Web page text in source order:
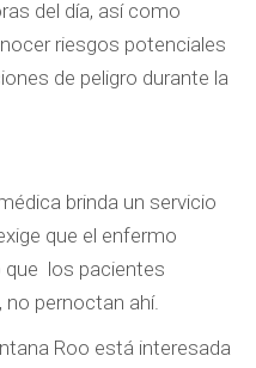
del día, así como
riesgos potenciales
de peligro durante la
brinda un servicio
que el enfermo
que los pacientes
no pernoctan ahí.
Roo está interesada